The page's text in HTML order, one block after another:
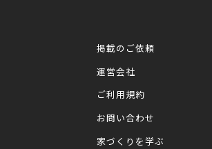
掲載のご依頼
運営会社
ご利用規約
お問い合わせ
家づくりを学ぶ